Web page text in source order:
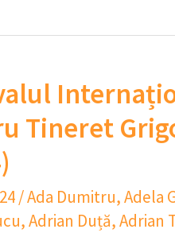
Tineret
/Ada Dumitru,Adela
,Adrian Duță,Adrian